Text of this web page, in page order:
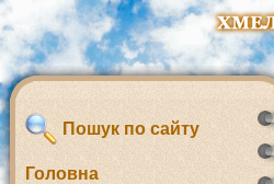
Пошук по сайту
Головна